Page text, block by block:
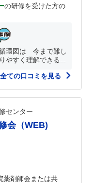
の研修を受けた方の
環図は 今まで難し
やすく理解できる...
全ての口コミを見る
センター
会（WEB)
剤師会または共